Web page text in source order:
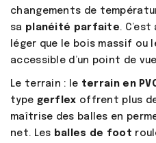
changements de
sa planéité parfaite.
léger que le bois massif ou
accessible d’un point de
Le terrain : le terrain en
type gerflex offrent plus
maîtrise des balles en
net. Les balles de foot